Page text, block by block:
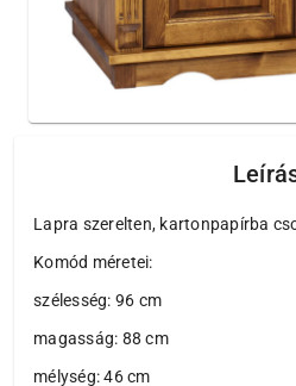
Lapra szerelten, kartonpapírba
Komód méretei:
szélesség: 96 cm
magasság: 88 cm
mélység: 46 cm